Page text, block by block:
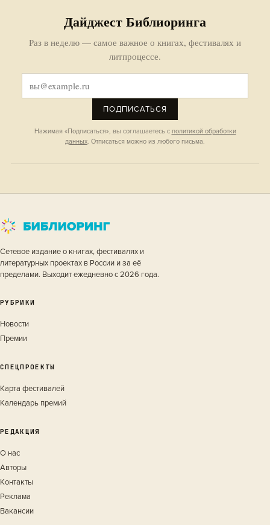
Дайджест Библиоринга
Раз в неделю — самое важное о книгах, фестивалях и
литпроцессе.
ПОДПИСАТЬСЯ
Нажимая «Подписаться», вы соглашаетесь с политикой обработки
данных. Отписаться можно из любого письма.
Сетевое издание о книгах, фестивалях и
литературных проектах в России и за её
пределами. Выходит ежедневно с 2026 года.
РУБРИКИ
Новости
Премии
СПЕЦПРОЕКТЫ
Карта фестивалей
Календарь премий
РЕДАКЦИЯ
О нас
Авторы
Контакты
Реклама
Вакансии